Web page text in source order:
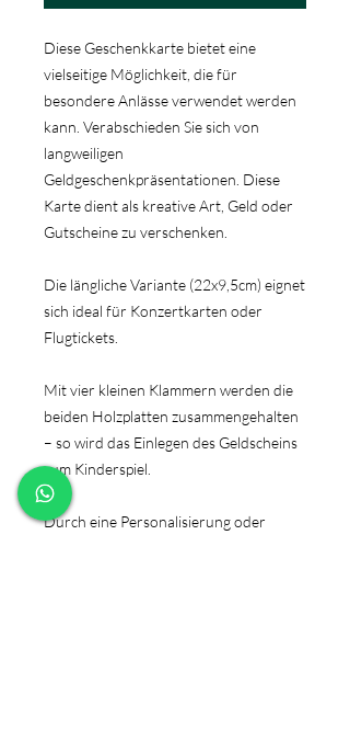
Diese Geschenkkarte bietet eine
vielseitige Möglichkeit, die für
besondere Anlässe verwendet werden
kann. Verabschieden Sie sich von
langweiligen
Geldgeschenkpräsentationen. Diese
Karte dient als kreative Art, Geld oder
Gutscheine zu verschenken.
Die längliche Variante (22x9,5cm) eignet
sich ideal für Konzertkarten oder
Flugtickets.
Mit vier kleinen Klammern werden die
beiden Holzplatten zusammengehalten
– so wird das Einlegen des Geldscheins
zum Kinderspiel.
Durch eine Personalisierung oder